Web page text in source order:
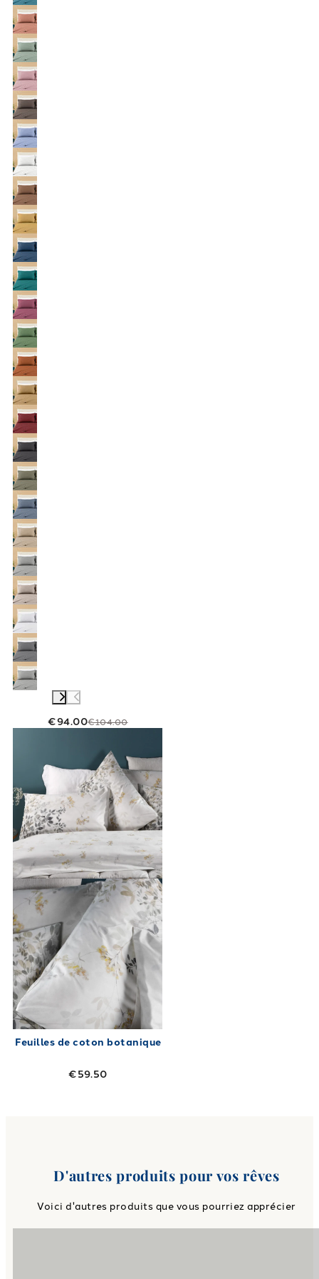
€94.00€104.00
Feuilles de coton botanique
€59.50
D'autres produits pour vos rêves
Voici d'autres produits que vous pourriez apprécier